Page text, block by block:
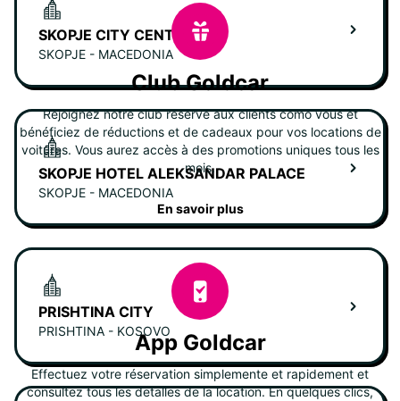
SKOPJE CITY CENTER
SKOPJE - MACEDONIA
SKOPJE HOTEL ALEKSANDAR PALACE
SKOPJE - MACEDONIA
PRISHTINA CITY
PRISHTINA - KOSOVO
Club Goldcar
Rejoignez notre club réservé aux clients como vous et
bénéficiez de réductions et de cadeaux pour vos locations de
voitures. Vous aurez accès à des promotions uniques tous les
mois.
En savoir plus
App Goldcar
Effectuez votre réservation simplemente et rapidement et
consultez tous les detalles de la location. En quelques clics,